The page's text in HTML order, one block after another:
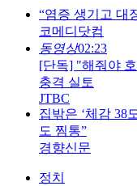
“염증 생기고 대
코메디닷컴
동영상02:23
[단독] "해줘야
충격 실토
JTBC
집밖은 ‘체감 38
도 찜통”
경향신문
정치